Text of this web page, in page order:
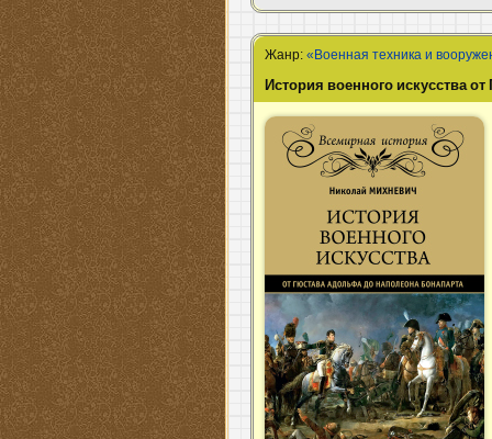
Жанр:«Военная техника и
История военного искусства